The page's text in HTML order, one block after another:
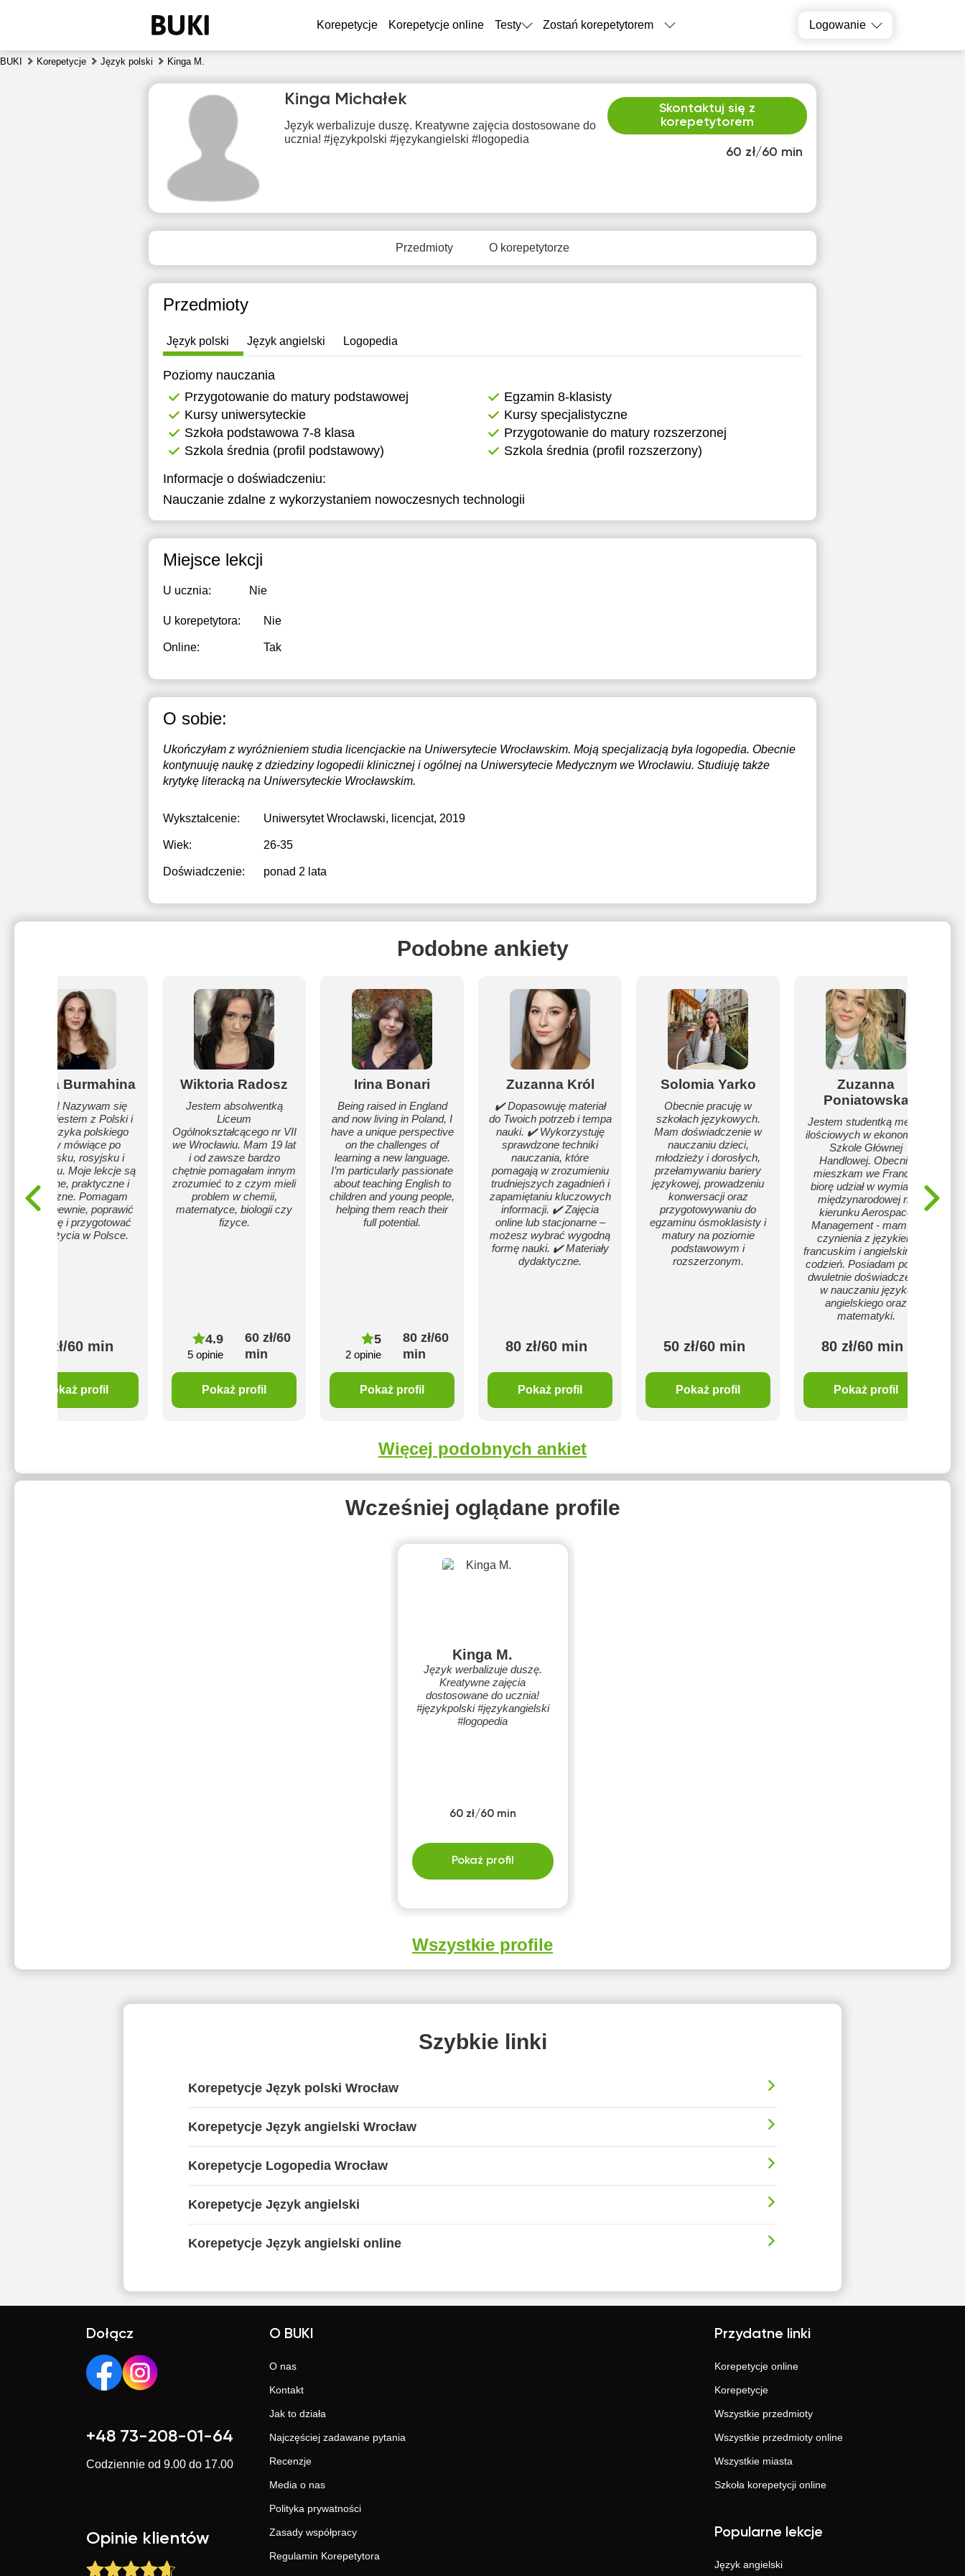
Korepetycje Korepetycje online Testy Zostań korepetytorem Logowanie
BUKI Korepetycje Język polski Kinga M.
60 zł/60 min
Skontaktuj się z
korepetytorem
Kinga Michałek
Język werbalizuje duszę. Kreatywne zajęcia dostosowane do
ucznia! #językpolski #językangielski #logopedia
Przedmioty O korepetytorze
Przedmioty
Język polski Język angielski Logopedia
Poziomy nauczania
Przygotowanie do matury podstawowej
Egzamin 8-klasisty
Kursy uniwersyteckie
Kursy specjalistyczne
Szkoła podstawowa 7-8 klasa
Przygotowanie do matury rozszerzonej
Szkola średnia (profil podstawowy)
Szkola średnia (profil rozszerzony)
Informacje o doświadczeniu:
Nauczanie zdalne z wykorzystaniem nowoczesnych technologii
Miejsce lekcji
U ucznia: Nie
U korepetytora: Nie
Online: Tak
O sobie:
Ukończyłam z wyróżnieniem studia licencjackie na Uniwersytecie Wrocławskim. Moją specjalizacją była logopedia. Obecnie
kontynuuję naukę z dziedziny logopedii klinicznej i ogólnej na Uniwersytecie Medycznym we Wrocławiu. Studiuję także
krytykę literacką na Uniwersyteckie Wrocławskim.
Wykształcenie: Uniwersytet Wrocławski, licencjat, 2019
Wiek: 26-35
Doświadczenie: ponad 2 lata
Podobne ankiety
Sylwia Burmahina
Cześć! Nazywam się
Sylwia, jestem z Polski i
uczę języka polskiego
osoby mówiące po
angielsku, rosyjsku i
ukraińsku. Moje lekcje są
spokojne, praktyczne i
skuteczne. Pomagam
mówić pewnie, poprawić
wymowę i przygotować
się do życia w Polsce.
70 zł/60 min
Pokaż profil
Wiktoria Radosz
Jestem absolwentką
Liceum
Ogólnokształcącego nr VII
we Wrocławiu. Mam 19 lat
i od zawsze bardzo
chętnie pomagałam innym
zrozumieć to z czym mieli
problem w chemii,
matematyce, biologii czy
fizyce.
4.9
5 opinie
60 zł/60
min
Pokaż profil
Irina Bonari
Being raised in England
and now living in Poland, I
have a unique perspective
on the challenges of
learning a new language.
I’m particularly passionate
about teaching English to
children and young people,
helping them reach their
full potential.
5
2 opinie
80 zł/60
min
Pokaż profil
Zuzanna Król
✔️ Dopasowuję materiał
do Twoich potrzeb i tempa
nauki. ✔️ Wykorzystuję
sprawdzone techniki
nauczania, które
pomagają w zrozumieniu
trudniejszych zagadnień i
zapamiętaniu kluczowych
informacji. ✔️ Zajęcia
online lub stacjonarne –
możesz wybrać wygodną
formę nauki. ✔️ Materiały
dydaktyczne.
80 zł/60 min
Pokaż profil
Solomia Yarko
Obecnie pracuję w
szkołach językowych.
Mam doświadczenie w
nauczaniu dzieci,
młodzieży i dorosłych,
przełamywaniu bariery
językowej, prowadzeniu
konwersacji oraz
przygotowywaniu do
egzaminu ósmoklasisty i
matury na poziomie
podstawowym i
rozszerzonym.
50 zł/60 min
Pokaż profil
Zuzanna
Poniatowska
Jestem studentką metod
ilościowych w ekonomii w
Szkole Głównej
Handlowej. Obecnie
mieszkam we Francji i
biorę udział w wymianie
międzynarodowej na
kierunku Aerospace
Management - mam do
czynienia z językiem
francuskim i angielskim na
codzień. Posiadam ponad
dwuletnie doświadczenie
w nauczaniu języka
angielskiego oraz
matematyki.
80 zł/60 min
Pokaż profil
Więcej podobnych ankiet
Wcześniej oglądane profile
Kinga M.
Język werbalizuje duszę.
Kreatywne zajęcia
dostosowane do ucznia!
#językpolski #językangielski
#logopedia
60 zł/60 min
Pokaż profil
Wszystkie profile
Szybkie linki
Korepetycje Język polski Wrocław
Korepetycje Język angielski Wrocław
Korepetycje Logopedia Wrocław
Korepetycje Język angielski
Korepetycje Język angielski online
czw
6
7
8
9
10
11
12
dostępnych
dostępnych
Brak
dostępnych
Brak
dostępnych
Brak
dostępnych
dostępnych
dostępnych
Dołącz
+48 73-208-01-64
Codziennie od 9.00 do 17.00
Opinie klientów
O BUKI
O nas
Kontakt
Jak to działa
Najczęściej zadawane pytania
Recenzje
Media o nas
Polityka prywatności
Zasady współpracy
Regulamin Korepetytora
Przydatne linki
Korepetycje online
Korepetycje
Wszystkie przedmioty
Wszystkie przedmioty online
Wszystkie miasta
Szkoła korepetycji online
Popularne lekcje
Język angielski